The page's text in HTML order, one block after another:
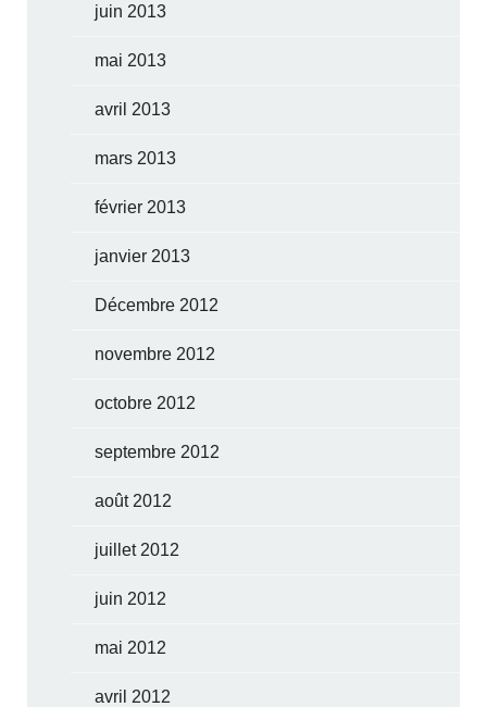
juin 2013
mai 2013
avril 2013
mars 2013
février 2013
janvier 2013
Décembre 2012
novembre 2012
octobre 2012
septembre 2012
août 2012
juillet 2012
juin 2012
mai 2012
avril 2012